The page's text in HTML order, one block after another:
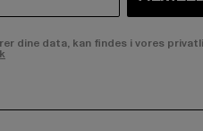
dine data, kan findes i vores